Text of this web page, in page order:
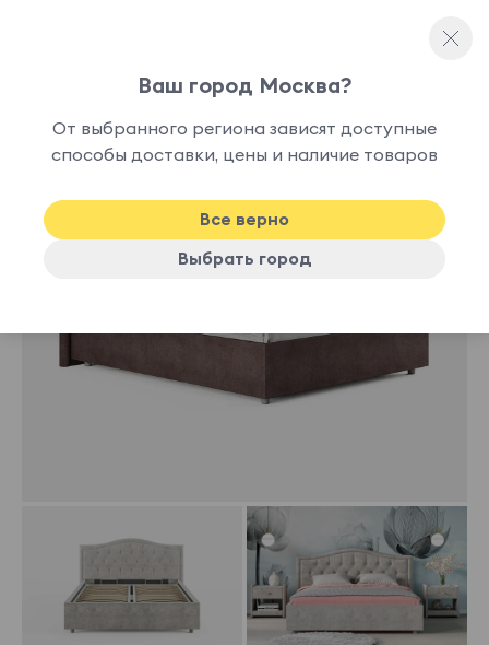
наличии
Ваш город Москва?
От выбранного региона зависят доступные
способы доставки, цены и наличие товаров
Все верно
Выбрать город